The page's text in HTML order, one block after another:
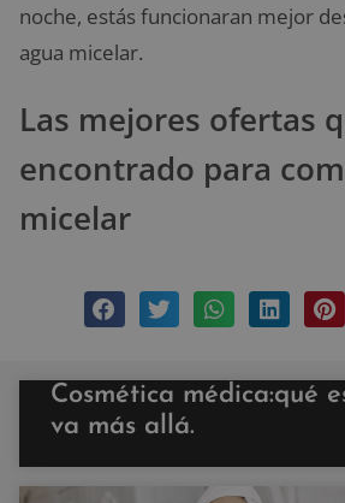
noche, estás funcionaran mejor
agua micelar.
Las mejores ofertas
encontrado para
micelar
Cosmética médica:qué
va más allá.